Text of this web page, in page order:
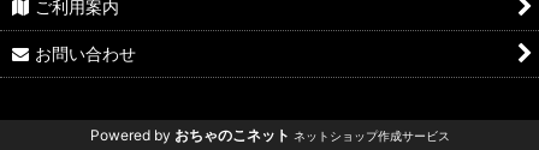
ご利用案内
お問い合わせ
Powered by おちゃのこネット ネットショップ作成サービス